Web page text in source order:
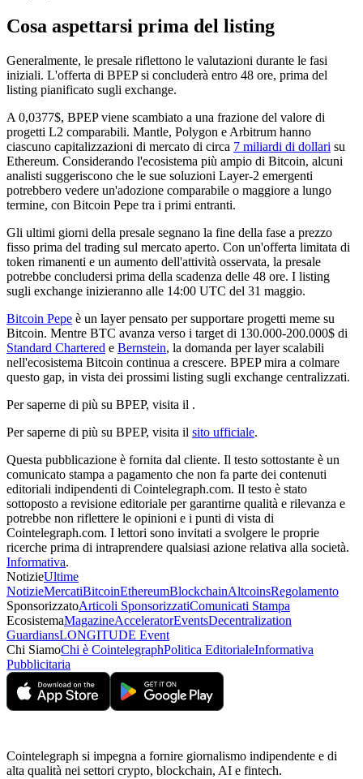
Cosa aspettarsi prima del listing
Generalmente, le presale riflettono le valutazioni durante le fasi
iniziali. L'offerta di BPEP si concluderà entro 48 ore, prima del
listing pianificato sugli exchange.
A 0,0377$, BPEP viene scambiato a una frazione del valore di
progetti L2 comparabili. Mantle, Polygon e Arbitrum hanno
ciascuno capitalizzazioni di mercato di circa 7 miliardi di dollari su
Ethereum. Considerando l'ecosistema più ampio di Bitcoin, alcuni
analisti suggeriscono che le sue soluzioni Layer-2 emergenti
potrebbero vedere un'adozione comparabile o maggiore a lungo
termine, con Bitcoin Pepe tra i primi entranti.
Gli ultimi giorni della presale segnano la fine della fase a prezzo
fisso prima del trading sul mercato aperto. Con un'offerta limitata di
token rimanenti e un aumento dell'attività osservata, la presale
potrebbe concludersi prima della scadenza delle 48 ore. I listing
sugli exchange inizieranno alle 14:00 UTC del 31 maggio.
Bitcoin Pepe è un layer pensato per supportare progetti meme su
Bitcoin. Mentre BTC avanza verso i target di 130.000-200.000$ di
Standard Chartered e Bernstein, la domanda per layer scalabili
nell'ecosistema Bitcoin continua a crescere. BPEP mira a colmare
questo gap, in vista dei prossimi listing sugli exchange centralizzati.
Per saperne di più su BPEP, visita il .
Per saperne di più su BPEP, visita il sito ufficiale.
Questa pubblicazione è fornita dal cliente. Il testo sottostante è un
comunicato stampa a pagamento che non fa parte dei contenuti
editoriali indipendenti di Cointelegraph.com. Il testo è stato
sottoposto a revisione editoriale per garantirne qualità e rilevanza e
potrebbe non riflettere le opinioni e i punti di vista di
Cointelegraph.com. I lettori sono invitati a svolgere le proprie
ricerche prima di intraprendere qualsiasi azione relativa alla società.
Informativa.
NotizieUltime
NotizieMercatiBitcoinEthereumBlockchainAltcoinsRegolamento
SponsorizzatoArticoli SponsorizzatiComunicati Stampa
EcosistemaMagazineAcceleratorEventsDecentralization
GuardiansLONGITUDE Event
Chi SiamoChi è CointelegraphPolitica EditorialeInformativa
Pubblicitaria
Cointelegraph si impegna a fornire giornalismo indipendente e di
alta qualità nei settori crypto, blockchain, AI e fintech.